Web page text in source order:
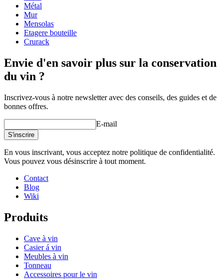
Voir des exemples d'aménagement d'intérieur avec les casiers à vin
WINEREX ici.
de conception de cave à vin en ligne (s'ouvre dans une nouvelle
fenêtre et nécessite l'installation de Flash)
Largeur (cm)
Profondeur (cm)
Poids (kg)
Métal
Mur
Mensolas
Etagere bouteille
Crurack
Envie d'en savoir plus sur la conservation
du vin ?
Inscrivez-vous à notre newsletter avec des conseils, des guides et de
bonnes offres.
E-mail
S'inscrire
En vous inscrivant, vous acceptez notre politique de confidentialité.
Vous pouvez vous désinscrire à tout moment.
Contact
Blog
Wiki
Produits
Cave à vin
Casier á vin
Meubles à vin
Tonneau
Accessoires pour le vin